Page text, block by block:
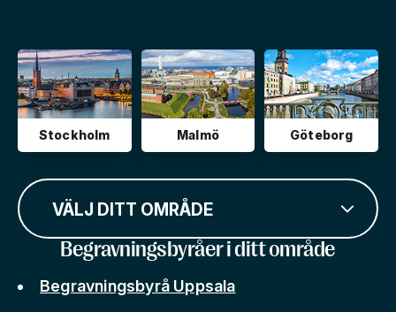
Stockholm Malmö Göteborg
VÄLJ DITT OMRÅDE
Begravningsbyråer i ditt område
Begravningsbyrå Uppsala